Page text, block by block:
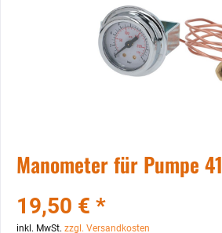
Manometer für Pumpe
19,50 € *
inkl. MwSt. zzgl. Versandkosten